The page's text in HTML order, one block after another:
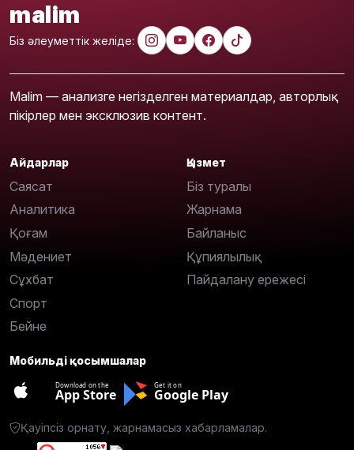
malim
Біз әлеуметтік желіде:
Malim — анализге негізделген материалдар, авторлық
пікірлер мен эксклюзив контент.
Айдарлар
Саясат
Аналитика
Қоғам
Мәдениет
Сұхбат
Спорт
Бейне
Қызмет
Біз туралы
Жарнама
Байланыс
Құпиялылық
Пайдалану ережесі
Мобильді қосымшалар
Download on the
App Store
Get it on
Google Play
Қауіпсіз орнату, жарнамасыз хабарламалар.